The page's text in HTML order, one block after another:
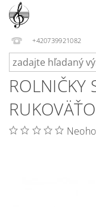
+420739921082
ROLNIČKY